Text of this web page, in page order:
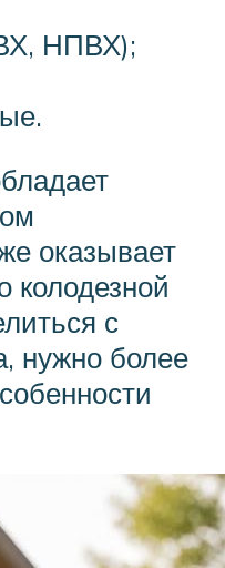
НПВХ);
оказывает
колодезной
с
нужно более